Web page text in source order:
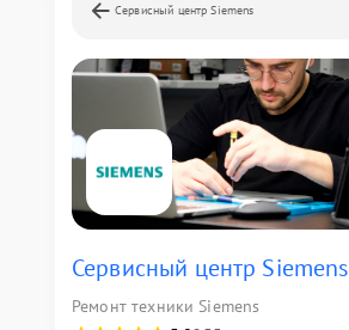
Сервисный центр Siemens
Сервисный центр Siemens
Ремонт техники Siemens